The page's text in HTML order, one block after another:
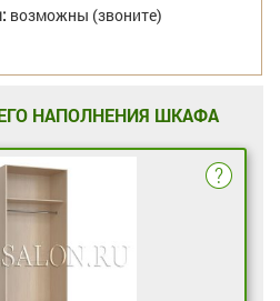
возможны (звоните)
НАПОЛНЕНИЯ ШКАФА